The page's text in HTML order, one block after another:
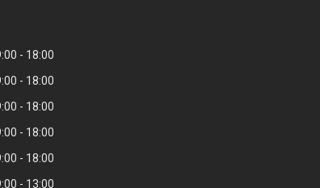
18:00
18:00
18:00
18:00
18:00
13:00